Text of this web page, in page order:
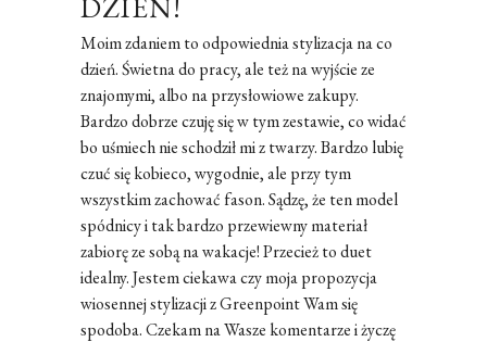
DZIEŃ!
Moim zdaniem to odpowiednia stylizacja na co
dzień. Świetna do pracy, ale też na wyjście ze
znajomymi, albo na przysłowiowe zakupy.
Bardzo dobrze czuję się w tym zestawie, co widać
bo uśmiech nie schodził mi z twarzy. Bardzo lubię
czuć się kobieco, wygodnie, ale przy tym
wszystkim zachować fason. Sądzę, że ten model
spódnicy i tak bardzo przewiewny materiał
zabiorę ze sobą na wakacje! Przecież to duet
idealny. Jestem ciekawa czy moja propozycja
wiosennej stylizacji z Greenpoint Wam się
spodoba. Czekam na Wasze komentarze i życzę